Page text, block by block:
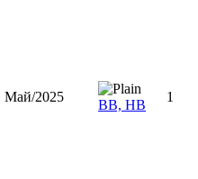
Май/2025
ВВ, НВ
1